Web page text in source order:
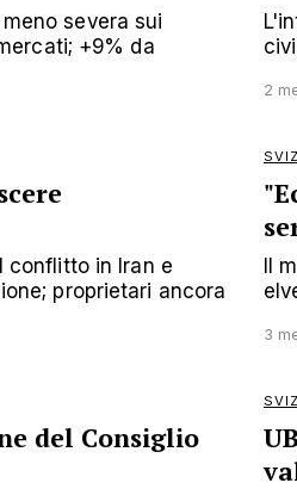
severa sui
+9% da
2
conflitto in Iran e
proprietari ancora
Il
3
del Consiglio